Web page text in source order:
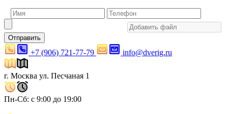
Отправить
+7 (906) 721-77-79 info@dverig.ru
г. Москва ул. Песчаная 1
Пн-Сб: с 9:00 до 19:00